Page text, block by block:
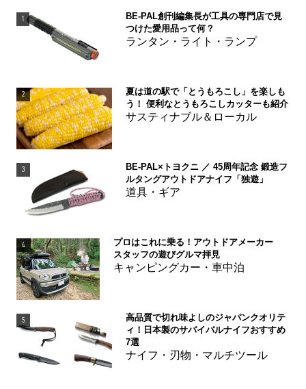
1
BE-PAL創刊編集長が工具の専門店で見
つけた愛用品って何？
ランタン・ライト・ランプ
2
夏は道の駅で「とうもろこし」を楽しも
う！ 便利なとうもろこしカッターも紹介
サスティナブル＆ローカル
3
BE-PAL×トヨクニ ／ 45周年記念 鍛造フ
ルタングアウトドアナイフ「独遊」
道具・ギア
4
プロはこれに乗る！アウトドアメーカー
スタッフの遊びグルマ拝見
キャンピングカー・車中泊
5
高品質で切れ味よしのジャパンクオリテ
ィ！日本製のサバイバルナイフおすすめ
7選
ナイフ・刃物・マルチツール